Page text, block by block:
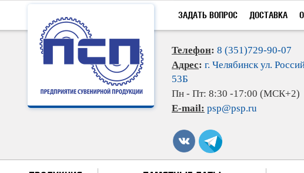
ЗАДАТЬ ВОПРОС ДОСТАВКА
Телефон: 8 (351)729-90-07
Адрес: г. Челябинск ул.
53Б
Пн - Пт: 8:30 -17:00 (МСК+2)
E-mail: psp@psp.ru